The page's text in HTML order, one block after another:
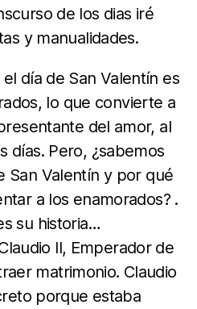
de los dias iré
y manualidades.
día de San Valentín es
lo que convierte a
del amor, al
días. Pero, ¿sabemos
San Valentín y por qué
a los enamorados? .
su historia…
II, Emperador de
matrimonio. Claudio
porque estaba